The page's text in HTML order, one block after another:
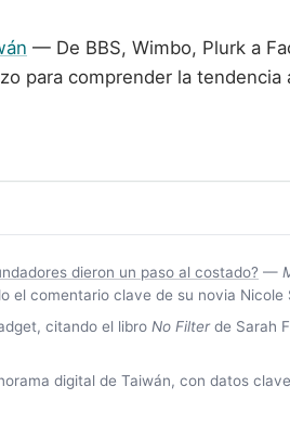
— De BBS, Wimbo, Plurk a
para comprender la tendencia
dieron un paso al costado? —
comentario clave de su novia
citando el libro No Filterde Sarah
digital de Taiwán, con datos